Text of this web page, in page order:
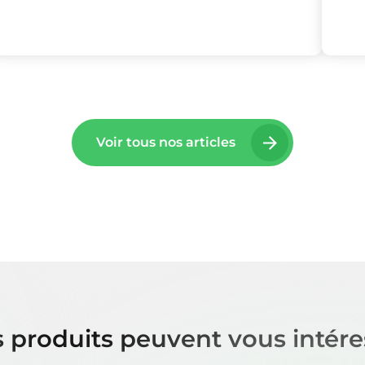
Voir tous nos articles
produits peuvent vous